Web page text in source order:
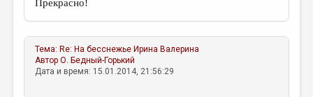
Прекрасно!
Тема: Re: На бесснежье Ирина Валерина
АвторО. Бедный-Горький
Дата и время: 15.01.2014, 21:56:29